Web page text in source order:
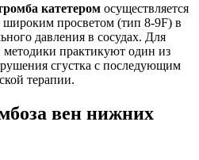
катетером осуществляется
просветом (тип 8-9F) в
давления в сосудах. Для
практикуют один из
сгустка с последующим
терапии.
вен нижних